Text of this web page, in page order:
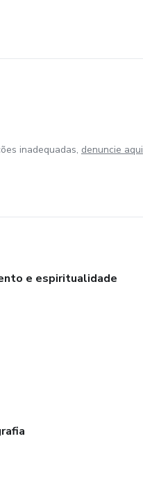
inadequadas, denuncie aqui
e espiritualidade